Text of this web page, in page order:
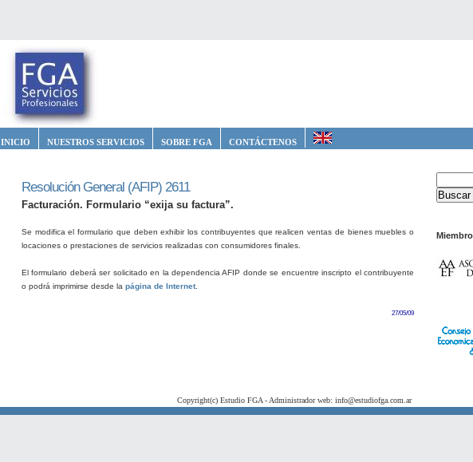
INICIO NUESTROS SERVICIOS SOBRE FGA CONTÁCTENOS
Resolución General (AFIP) 2611
Facturación. Formulario “exija su factura”.
Se modifica el formulario que deben exhibir los contribuyentes que realicen ventas de bienes muebles o
locaciones o prestaciones de servicios realizadas con consumidores finales.
El formulario deberá ser solicitado en la dependencia AFIP donde se encuentre inscripto el contribuyente
o podrá imprimirse desde la página de Internet.
27/05/09
Copyright(c) Estudio FGA - Administrador web: info@estudiofga.com.ar